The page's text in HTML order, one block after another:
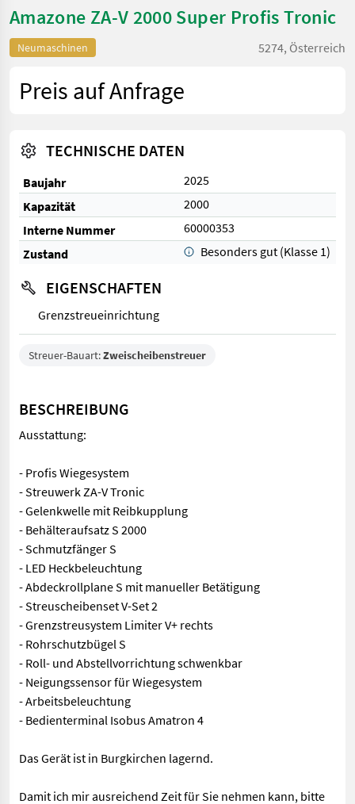
Amazone ZA-V 2000 Super Profis Tronic
Neumaschinen 5274, Österreich
Preis auf Anfrage
TECHNISCHE DATEN
Baujahr
2025
Kapazität
2000
Interne Nummer
60000353
Zustand
Besonders gut (Klasse 1)
EIGENSCHAFTEN
Grenzstreueinrichtung
Streuer-Bauart:Zweischeibenstreuer
BESCHREIBUNG
Ausstattung:
- Profis Wiegesystem
- Streuwerk ZA-V Tronic
- Gelenkwelle mit Reibkupplung
- Behälteraufsatz S 2000
- Schmutzfänger S
- LED Heckbeleuchtung
- Abdeckrollplane S mit manueller Betätigung
- Streuscheibenset V-Set 2
- Grenzstreusystem Limiter V+ rechts
- Rohrschutzbügel S
- Roll- und Abstellvorrichtung schwenkbar
- Neigungssensor für Wiegesystem
- Arbeitsbeleuchtung
- Bedienterminal Isobus Amatron 4
Das Gerät ist in Burgkirchen lagernd.
Damit ich mir ausreichend Zeit für Sie nehmen kann, bitte